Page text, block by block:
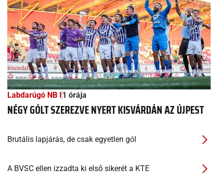
Labdarúgó NB I1 órája
NÉGY GÓLT SZEREZVE NYERT KISVÁRDÁN AZ ÚJPEST
Brutális lapjárás, de csak egyetlen gól
A BVSC ellen izzadta ki első sikerét a KTE